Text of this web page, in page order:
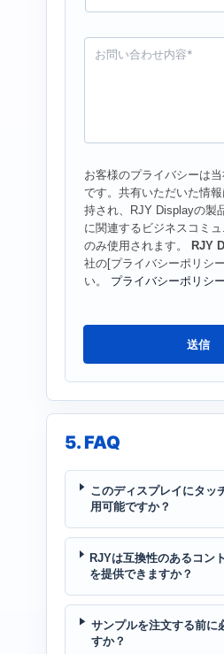
お
お客様のプライバシーは
です。共有いただいた情
持され、RJY Displayの製
に関連するビジネスコミ
のみ使用されます。
RJY
社の[プライバシーポリシ
い。 プライバシーポリシー
送信
5. FAQ
このディスプレイにタッ
用可能ですか？
RJYは互換性のあるコン
を提供できますか？
サンプルを注文する前に
すか？